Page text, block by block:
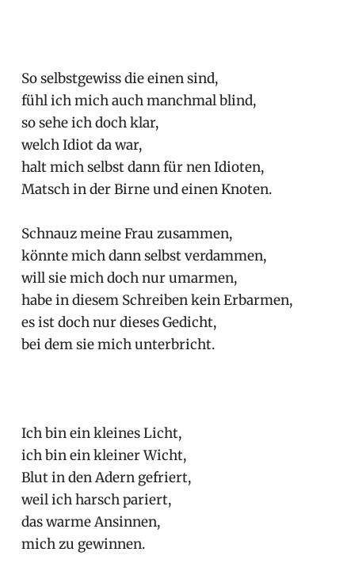
So selbstgewiss die einen sind,
fühl ich mich auch manchmal blind,
so sehe ich doch klar,
welch Idiot da war,
halt mich selbst dann für nen Idioten,
Matsch in der Birne und einen Knoten.
Schnauz meine Frau zusammen,
könnte mich dann selbst verdammen,
will sie mich doch nur umarmen,
habe in diesem Schreiben kein Erbarmen,
es ist doch nur dieses Gedicht,
bei dem sie mich unterbricht.
Ich bin ein kleines Licht,
ich bin ein kleiner Wicht,
Blut in den Adern gefriert,
weil ich harsch pariert,
das warme Ansinnen,
mich zu gewinnen.